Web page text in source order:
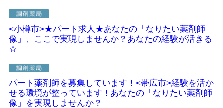
<小樽市>★パート求人★あなたの「なりたい薬剤師
像」、ここで実現しませんか？あなたの経験が活きる
☆
パート薬剤師を募集しています！<帯広市>経験を活か
せる環境が整っています！あなたの「なりたい薬剤師
像」を実現しませんか？